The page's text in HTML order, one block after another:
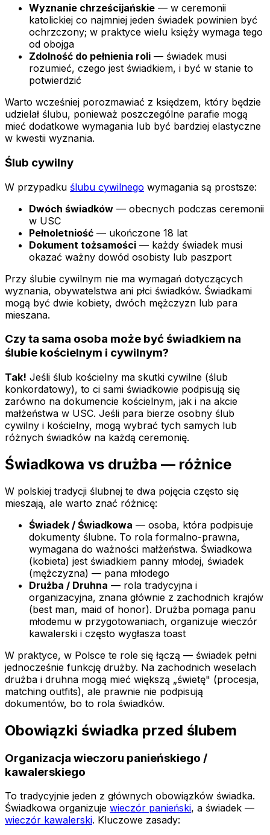
Wyznanie chrześcijańskie — w ceremonii
katolickiej co najmniej jeden świadek powinien być
ochrzczony; w praktyce wielu księży wymaga tego
od obojga
Zdolność do pełnienia roli — świadek musi
rozumieć, czego jest świadkiem, i być w stanie to
potwierdzić
Warto wcześniej porozmawiać z księdzem, który będzie
udzielał ślubu, ponieważ poszczególne parafie mogą
mieć dodatkowe wymagania lub być bardziej elastyczne
w kwestii wyznania.
Ślub cywilny
W przypadku ślubu cywilnego wymagania są prostsze:
Dwóch świadków — obecnych podczas ceremonii
w USC
Pełnoletniość — ukończone 18 lat
Dokument tożsamości — każdy świadek musi
okazać ważny dowód osobisty lub paszport
Przy ślubie cywilnym nie ma wymagań dotyczących
wyznania, obywatelstwa ani płci świadków. Świadkami
mogą być dwie kobiety, dwóch mężczyzn lub para
mieszana.
Czy ta sama osoba może być świadkiem na
ślubie kościelnym i cywilnym?
Tak! Jeśli ślub kościelny ma skutki cywilne (ślub
konkordatowy), to ci sami świadkowie podpisują się
zarówno na dokumencie kościelnym, jak i na akcie
małżeństwa w USC. Jeśli para bierze osobny ślub
cywilny i kościelny, mogą wybrać tych samych lub
różnych świadków na każdą ceremonię.
Świadkowa vs drużba — różnice
W polskiej tradycji ślubnej te dwa pojęcia często się
mieszają, ale warto znać różnicę:
Świadek / Świadkowa — osoba, która podpisuje
dokumenty ślubne. To rola formalno-prawna,
wymagana do ważności małżeństwa. Świadkowa
(kobieta) jest świadkiem panny młodej, świadek
(mężczyzna) — pana młodego
Drużba / Druhna — rola tradycyjna i
organizacyjna, znana głównie z zachodnich krajów
(best man, maid of honor). Drużba pomaga panu
młodemu w przygotowaniach, organizuje wieczór
kawalerski i często wygłasza toast
W praktyce, w Polsce te role się łączą — świadek pełni
jednocześnie funkcję drużby. Na zachodnich weselach
drużba i druhna mogą mieć większą „świetę" (procesja,
matching outfits), ale prawnie nie podpisują
dokumentów, bo to rola świadków.
Obowiązki świadka przed ślubem
Organizacja wieczoru panieńskiego /
kawalerskiego
To tradycyjnie jeden z głównych obowiązków świadka.
Świadkowa organizuje wieczór panieński, a świadek —
wieczór kawalerski. Kluczowe zasady: